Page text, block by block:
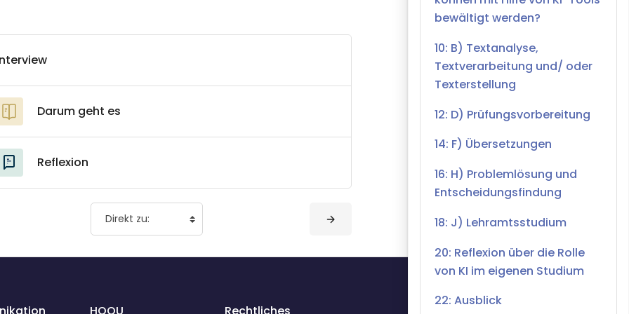
bewältigt werden?
10: B) Textanalyse,
Textverarbeitung und/ oder
Texterstellung
12: D) Prüfungsvorbereitung
14: F) Übersetzungen
16: H) Problemlösung und
Entscheidungsfindung
18: J) Lehramtsstudium
20: Reflexion über die Rolle
von KI im eigenen Studium
22: Ausblick
Darum geht es
Reflexion
HOOU Rechtliches